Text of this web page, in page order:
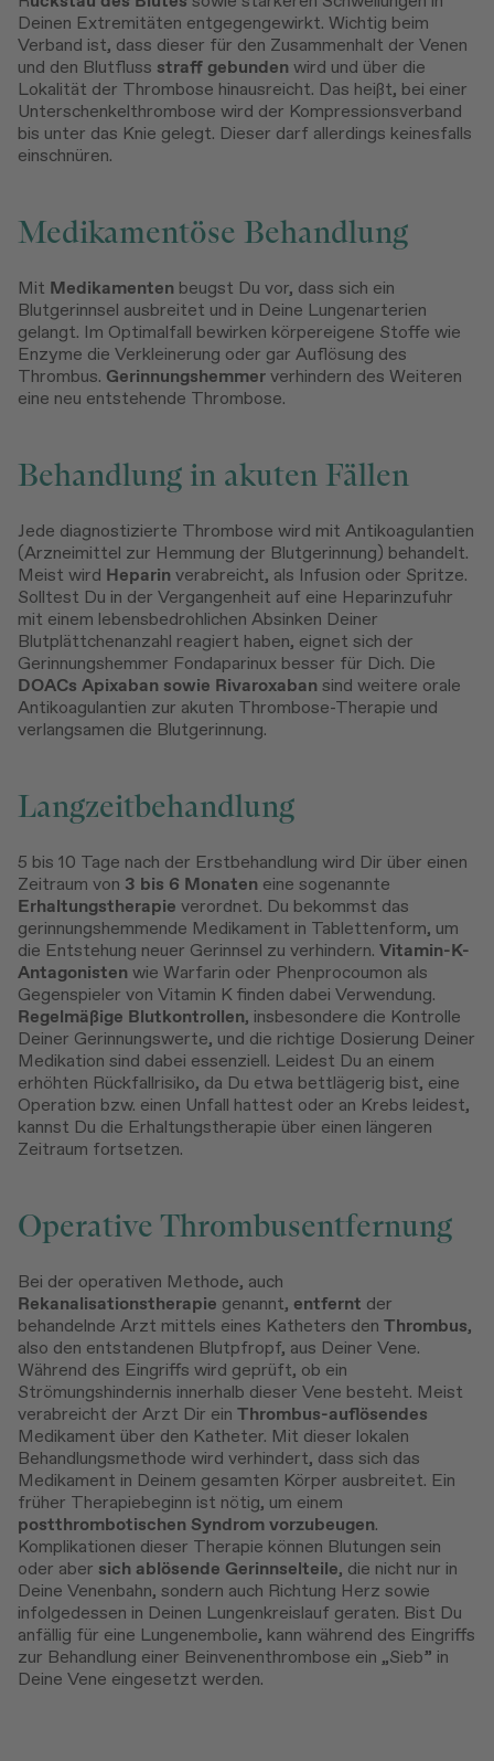
Deinen Extremitäten entgegengewirkt. Wichtig beim
Verband ist, dass dieser für den Zusammenhalt der Venen
und den Blutfluss straff gebundenwird und über die
Lokalität der Thrombose hinausreicht. Das heißt, bei einer
Unterschenkelthrombose wird der Kompressionsverband
bis unter das Knie gelegt. Dieser darf allerdings keinesfalls
einschnüren.
Medikamentöse Behandlung
Mit Medikamenten beugst Du vor, dass sich ein
Blutgerinnsel ausbreitet und in Deine Lungenarterien
gelangt. Im Optimalfall bewirken körpereigene Stoffe wie
Enzyme die Verkleinerung oder gar Auflösung des
Thrombus. Gerinnungshemmerverhindern des Weiteren
eine neu entstehende Thrombose.
Behandlung in akuten Fällen
Jede diagnostizierte Thrombose wird mit Antikoagulantien
(Arzneimittel zur Hemmung der Blutgerinnung) behandelt.
Meist wird Heparinverabreicht, als Infusion oder Spritze.
Solltest Du in der Vergangenheit auf eine Heparinzufuhr
mit einem lebensbedrohlichen Absinken Deiner
Blutplättchenanzahl reagiert haben, eignet sich der
Gerinnungshemmer Fondaparinux besser für Dich. Die
DOACs Apixaban sowie Rivaroxabansind weitere orale
Antikoagulantien zur akuten Thrombose-Therapie und
verlangsamen die Blutgerinnung.
Langzeitbehandlung
5 bis 10 Tage nach der Erstbehandlung wird Dir über einen
Zeitraum von 3 bis 6 Monaten eine sogenannte
Erhaltungstherapie verordnet. Du bekommst das
gerinnungshemmende Medikament in Tablettenform, um
die Entstehung neuer Gerinnsel zu verhindern. Vitamin-K-
Antagonistenwie Warfarin oder Phenprocoumon als
Gegenspieler von Vitamin K finden dabei Verwendung.
Regelmäßige Blutkontrollen, insbesondere die Kontrolle
Deiner Gerinnungswerte, und die richtige Dosierung Deiner
Medikation sind dabei essenziell. Leidest Du an einem
erhöhten Rückfallrisiko, da Du etwa bettlägerig bist, eine
Operation bzw. einen Unfall hattest oder an Krebs leidest,
kannst Du die Erhaltungstherapie über einen längeren
Zeitraum fortsetzen.
Operative Thrombusentfernung
Bei der operativen Methode, auch
Rekanalisationstherapie genannt, entfernt der
behandelnde Arzt mittels eines Katheters den Thrombus,
also den entstandenen Blutpfropf, aus Deiner Vene.
Während des Eingriffs wird geprüft, ob ein
Strömungshindernis innerhalb dieser Vene besteht. Meist
verabreicht der Arzt Dir ein Thrombus-auflösendes
Medikament über den Katheter. Mit dieser lokalen
Behandlungsmethode wird verhindert, dass sich das
Medikament in Deinem gesamten Körper ausbreitet. Ein
früher Therapiebeginn ist nötig, um einem
postthrombotischen Syndromvorzubeugen.
Komplikationen dieser Therapie können Blutungen sein
oder aber sich ablösende Gerinnselteile, die nicht nur in
Deine Venenbahn, sondern auch Richtung Herz sowie
infolgedessen in Deinen Lungenkreislauf geraten. Bist Du
anfällig für eine Lungenembolie, kann während des Eingriffs
zur Behandlung einer Beinvenenthrombose ein „Sieb” in
Deine Vene eingesetzt werden.